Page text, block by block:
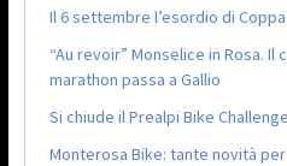
Il 6 settembre l’esordio di
“Au revoir” Monselice in Rosa. Il
marathon passa a Gallio
Si chiude il Prealpi Bike
Monterosa Bike: tante novità